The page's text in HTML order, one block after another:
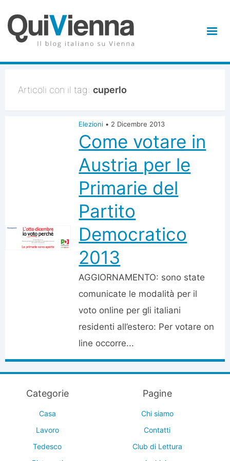
Articoli con il tag: cuperlo
Elezioni • 2 Dicembre 2013
Come votare in
Austria per le
Primarie del
Partito
Democratico
2013
AGGIORNAMENTO: sono state
comunicate le modalità per il
voto online per gli italiani
residenti all’estero: Per votare on
line occorre...
Categorie
Casa
Lavoro
Tedesco
Pagine
Chi siamo
Contatti
Club di Lettura